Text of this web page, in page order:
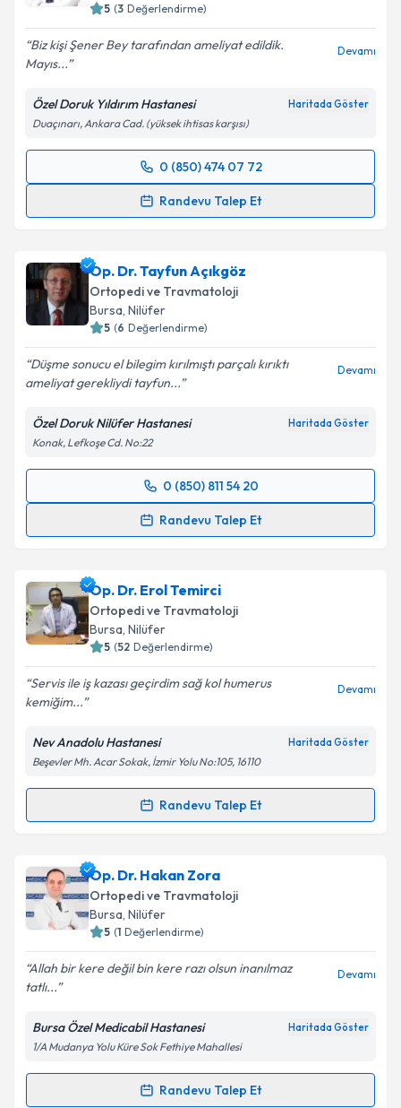
Kişisel verilerimin işlenmesine ilişkin
Aydınlatma
5 (3 Değerlendirme)
Biz kişi Şener Bey tarafından ameliyat edildik.
Mayıs...
Devamı
Özel Doruk Yıldırım Hastanesi Haritada Göster
Duaçınarı, Ankara Cad. (yüksek ihtisas karşısı)
0 (850) 474 07 72
Randevu Talep Et
Randevu Takvimi Talebi
takvim hazırlandığında e-posta ile bilgilendireceğiz.
E-posta Adresiniz
Kişisel verilerimin işlenmesine ilişkin
kapsamda işlenmesini kabul ediyorum.
Takvim Talebini Gönder
Op. Dr. Tayfun Açıkgöz
Ortopedi ve Travmatoloji
Bursa, Nilüfer
5 (6 Değerlendirme)
Düşme sonucu el bilegim kırılmıştı parçalı kırıktı
ameliyat gerekliydi tayfun...
Devamı
Özel Doruk Nilüfer Hastanesi Haritada Göster
Konak, Lefkoşe Cd. No:22
0 (850) 811 54 20
Randevu Talep Et
Randevu Takvimi Talebi
takvim hazırlandığında e-posta ile bilgilendireceğiz.
E-posta Adresiniz
kapsamda işlenmesini kabul ediyorum.
Takvim Talebini Gönder
Op. Dr. Erol Temirci
Ortopedi ve Travmatoloji
Bursa, Nilüfer
5 (52 Değerlendirme)
Servis ile iş kazası geçirdim sağ kol humerus
kemiğim...
Devamı
Nev Anadolu Hastanesi Haritada Göster
Beşevler Mh. Acar Sokak, İzmir Yolu No:105, 16110
Randevu Talep Et
Randevu Takvimi Talebi
Op. Dr. Erol Temirci için randevu takvimi talebi
oluşturun. Size bu uzmandan randevu almanız için bir
takvim hazırlandığında e-posta ile bilgilendireceğiz.
Kişisel verilerimin işlenmesine ilişkin
Aydınlatma
Metni'ni okudum ve kişisel verilerimin belirtilen
kapsamda işlenmesini kabul ediyorum.
Op. Dr. Hakan Zora
Ortopedi ve Travmatoloji
Bursa, Nilüfer
5 (1 Değerlendirme)
Allah bir kere değil bin kere razı olsun inanılmaz
tatlı...
Devamı
Bursa Özel Medicabil Hastanesi Haritada Göster
1/A Mudanya Yolu Küre Sok Fethiye Mahallesi
Randevu Talep Et
Randevu Takvimi Talebi